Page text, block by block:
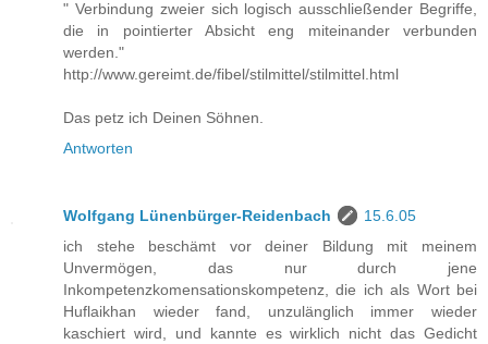
" Verbindung zweier sich logisch ausschließender Begriffe,
die in pointierter Absicht eng miteinander verbunden
werden."
http://www.gereimt.de/fibel/stilmittel/stilmittel.html
Das petz ich Deinen Söhnen.
Antworten
Wolfgang Lünenbürger-Reidenbach
15.6.05
ich stehe beschämt vor deiner Bildung mit meinem
Unvermögen, das nur durch jene
Inkompetenzkomensationskompetenz, die ich als Wort bei
Huflaikhan wieder fand, unzulänglich immer wieder
kaschiert wird, und kannte es wirklich nicht das Gedicht